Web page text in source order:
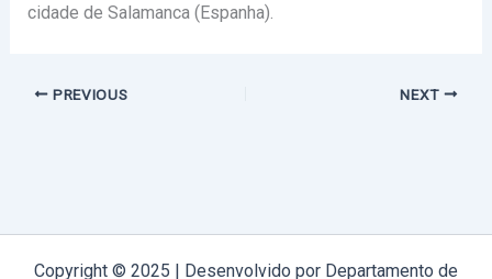
cidade de Salamanca (Espanha).
PREVIOUS NEXT
Copyright © 2025 | Desenvolvido por Departamento de